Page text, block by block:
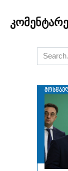
Search
for: